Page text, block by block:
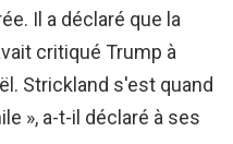
Il a déclaré que la
critiqué Trump à
Strickland s'est quand
», a-t-il déclaré à ses